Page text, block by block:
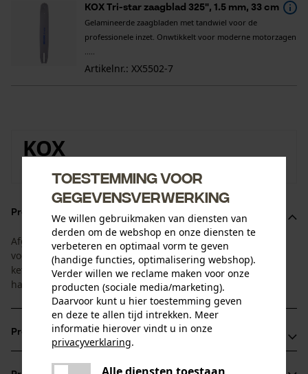
KOX Tri-star zaagblad 325", 1.5 mm, 33 cm
Gelamineerde zaagbladen met tandwiel voor de
professionele inzet. Onwtikkelt voor moderne motorzagen
.....
Artikelnr.: XX5502-7
KOX
Productomschrijving
Afgestemd op de standtijd van blad en ketting. Deze 1+4
voordeelset bestaat uit een zaagblad met 4 bijpassende
kettingen. Zo heeft u altijd een vervangende ketting bij de
hand!
Productvoordelen
Lichter dan bladen van massief staal
Toestemming voor
gegevensverwerking
We willen gebruikmaken van diensten van
derden om de webshop en onze diensten te
verbeteren en optimaal vorm te geven
(handige functies, optimalisering webshop).
Verder willen we reclame maken voor onze
producten (sociale media/marketing).
Daarvoor kunt u hier toestemming geven
en deze te allen tijd intrekken. Meer
informatie hierover vindt u in onze
privacyverklaring.